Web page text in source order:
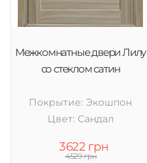
Межкомнатные двери Лилу
со стеклом сатин
Покрытие: Экошпон
Цвет: Сандал
3622 грн
4529 грн